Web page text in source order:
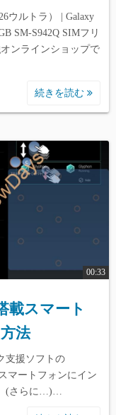
ウルトラ） | Galaxy
SM-S942Q SIMフリ
オンラインショップで
続きを読む
00:33
載スマート
法
支援ソフトの
マートフォンにイン
(さらに…)…